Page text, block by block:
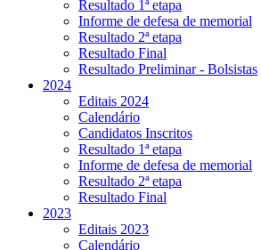
Resultado 1ª etapa
Informe de defesa de memorial
Resultado 2ª etapa
Resultado Final
Resultado Preliminar - Bolsistas
2024
Editais 2024
Calendário
Candidatos Inscritos
Resultado 1ª etapa
Informe de defesa de memorial
Resultado 2ª etapa
Resultado Final
2023
Editais 2023
Calendário